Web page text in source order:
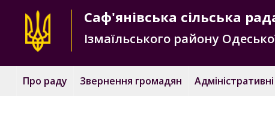
Саф'янівська сільська
Ізмаїльського району
Про раду Звернення громадян